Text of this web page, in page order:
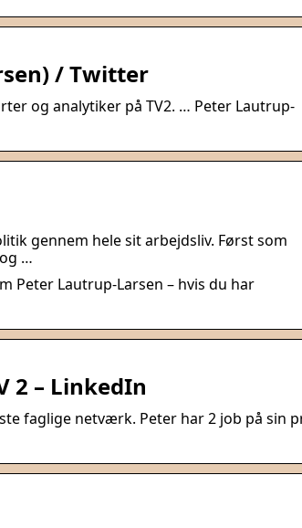
/ Twitter
og analytiker på TV2. … Peter Lautrup-
gennem hele sit arbejdsliv. Først som
…
Peter Lautrup-Larsen – hvis du har
2 – LinkedIn
faglige netværk. Peter har 2 job på sin